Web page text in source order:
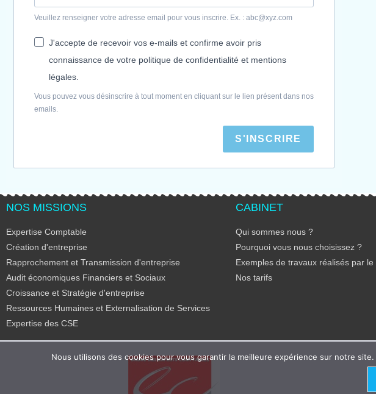
Veuillez renseigner votre adresse email pour vous inscrire. Ex. : abc@xyz.com
J'accepte de recevoir vos e-mails et confirme avoir pris
connaissance de votre politique de confidentialité et mentions
légales.
Vous pouvez vous désinscrire à tout moment en cliquant sur le lien présent dans nos
emails.
S'INSCRIRE
NOS MISSIONS
Expertise Comptable
Création d'entreprise
Rapprochement et Transmission d'entreprise
Audit économiques Financiers et Sociaux
Croissance et Stratégie d'entreprise
Ressources Humaines et Externalisation de Services
Expertise des CSE
CABINET
Qui sommes nous ?
Pourquoi vous nous choisissez ?
Exemples de travaux réalisés par le
Nos tarifs
Nous utilisons des cookies pour vous garantir la meilleure expérience sur notre